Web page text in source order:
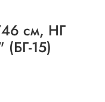
см, НГ
15)